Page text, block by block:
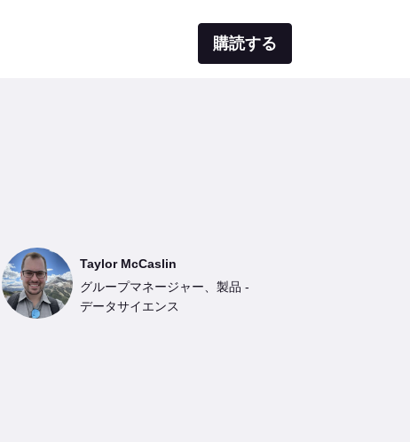
購読する
Taylor McCaslin
グループマネージャー、製品 -
データサイエンス